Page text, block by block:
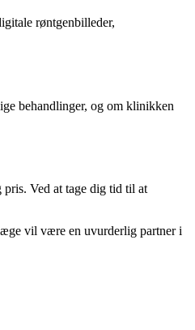
røntgenbilleder,
behandlinger, og om klinikken
Ved at tage dig tid til at
vil være en uvurderlig partner i